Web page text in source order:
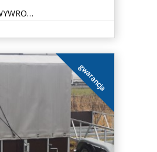
PW 1.2 LUX / PRZYCZEPA WYWROTKA / 3,1 x 1,5 / DMC 1100 - 2000 kg
gwarancja